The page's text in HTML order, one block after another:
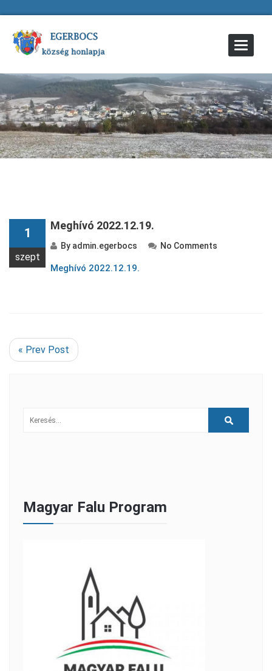
Toggle
1
szept
Meghívó 2022.12.19.
By admin.egerbocs No Comments
Meghívó 2022.12.19.
« Prev Post
Magyar Falu Program